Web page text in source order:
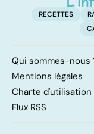
RECETTES
Qui sommes-nous
Mentions légales
Charte d'utilisation
Flux RSS